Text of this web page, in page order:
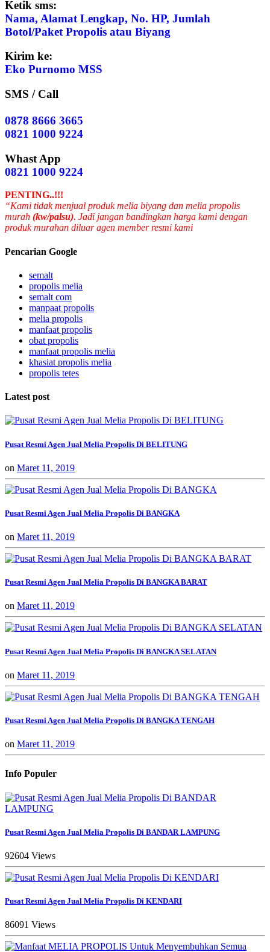
Ketik sms:
Nama, Alamat Lengkap, No. HP, Jumlah
Botol/Paket Propolis atau Biyang
Kirim ke:
Eko Purnomo MSS
SMS / Call
0878 8666 3665
0821 1000 9224
Whast App
0821 1000 9224
PENTING..!!!
“Kami tidak menjual produk melia biyang dan melia propolis
murah (kw/palsu). Jadi jangan bandingkan harga kami dengan
produk murahan diluar agen member resmi kami
Pencarian Google
semalt
propolis melia
semalt com
manpaat propolis
melia propolis
manfaat propolis
obat propolis
manfaat propolis melia
khasiat propolis melia
propolis tetes
Latest post
Pusat Resmi Agen Jual Melia Propolis Di BELITUNG
on Maret 11, 2019
Pusat Resmi Agen Jual Melia Propolis Di BANGKA
on Maret 11, 2019
Pusat Resmi Agen Jual Melia Propolis Di BANGKA BARAT
on Maret 11, 2019
Pusat Resmi Agen Jual Melia Propolis Di BANGKA SELATAN
on Maret 11, 2019
Pusat Resmi Agen Jual Melia Propolis Di BANGKA TENGAH
on Maret 11, 2019
Info Populer
Pusat Resmi Agen Jual Melia Propolis Di BANDAR LAMPUNG
92604 Views
Pusat Resmi Agen Jual Melia Propolis Di KENDARI
86091 Views